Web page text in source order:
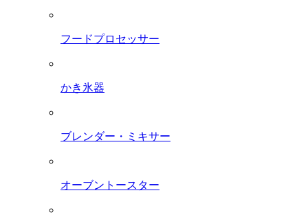
フードプロセッサー
かき氷器
ブレンダー・ミキサー
オーブントースター